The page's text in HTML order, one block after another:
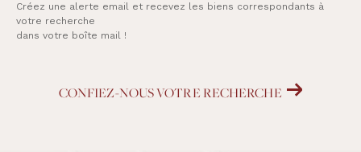
Créez une alerte email et recevez les biens correspondants à
votre recherche
dans votre boîte mail !
CONFIEZ-NOUS VOTRE RECHERCHE